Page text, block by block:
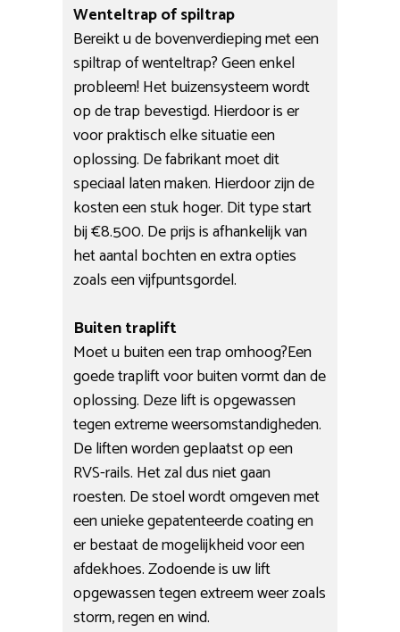
Wenteltrap of spiltrap
Bereikt u de bovenverdieping met een
spiltrap of wenteltrap? Geen enkel
probleem! Het buizensysteem wordt
op de trap bevestigd. Hierdoor is er
voor praktisch elke situatie een
oplossing. De fabrikant moet dit
speciaal laten maken. Hierdoor zijn de
kosten een stuk hoger. Dit type start
bij €8.500. De prijs is afhankelijk van
het aantal bochten en extra opties
zoals een vijfpuntsgordel.
Buiten traplift
Moet u buiten een trap omhoog?Een
goede traplift voor buiten vormt dan de
oplossing. Deze lift is opgewassen
tegen extreme weersomstandigheden.
De liften worden geplaatst op een
RVS-rails. Het zal dus niet gaan
roesten. De stoel wordt omgeven met
een unieke gepatenteerde coating en
er bestaat de mogelijkheid voor een
afdekhoes. Zodoende is uw lift
opgewassen tegen extreem weer zoals
storm, regen en wind.